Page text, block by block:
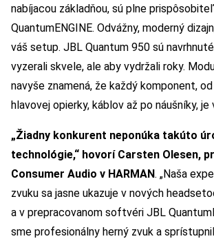
nabíjacou základňou, sú plne
QuantumENGINE. Odvážny, moderný
váš setup. JBL Quantum 950 sú
vyzerali skvele, ale aby vydržali roky.
navyše znamená, že každý komponent,
hlavovej opierky, káblov až po náušníky,
„Žiadny konkurent neponúka takúto
technológie,“ hovorí Carsten Olesen,
Consumer Audio v HARMAN. „Naša
zvuku sa jasne ukazuje v nových
a v prepracovanom softvéri JBL
sme profesionálny herný zvuk a